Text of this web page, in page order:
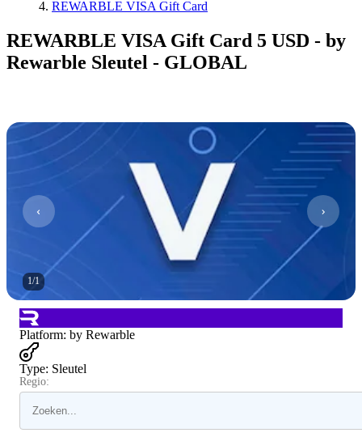
REWARBLE VISA Gift Card
REWARBLE VISA Gift Card 5 USD - by
Rewarble Sleutel - GLOBAL
1/1
Platform: by Rewarble
Type: Sleutel
Regio: